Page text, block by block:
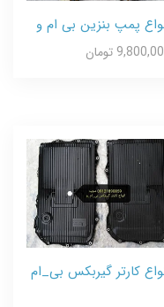
پمپ بنزین بی ام و
تومان
کارتر گیربکس بی_ام